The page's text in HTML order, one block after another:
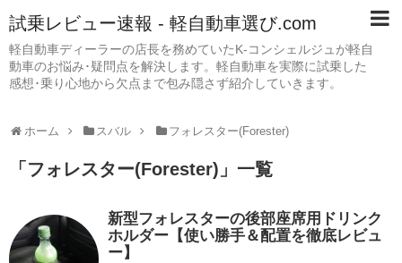
試乗レビュー速報 - 軽自動車選び.com
軽自動車ディーラーの店長を務めていたK-コンシェルジュが軽自
動車のお悩み･疑問点を解決します。軽自動車を実際に試乗した
感想･乗り心地から欠点まで包み隠さず紹介していきます。
ホーム スバル フォレスター(Forester)
「 フォレスター(Forester) 」 一覧
新型フォレスターの後部座席用ドリンク
ホルダー【使い勝手＆配置を徹底レビュ
ー】